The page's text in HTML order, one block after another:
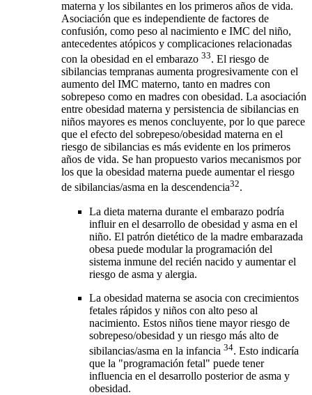
materna y los sibilantes en los primeros años de vida.
Asociación que es independiente de factores de
confusión, como peso al nacimiento e IMC del niño,
antecedentes atópicos y complicaciones relacionadas
con la obesidad en el embarazo 33. El riesgo de
sibilancias tempranas aumenta progresivamente con el
aumento del IMC materno, tanto en madres con
sobrepeso como en madres con obesidad. La asociación
entre obesidad materna y persistencia de sibilancias en
niños mayores es menos concluyente, por lo que parece
que el efecto del sobrepeso/obesidad materna en el
riesgo de sibilancias es más evidente en los primeros
años de vida. Se han propuesto varios mecanismos por
los que la obesidad materna puede aumentar el riesgo
de sibilancias/asma en la descendencia32.
La dieta materna durante el embarazo podría
influir en el desarrollo de obesidad y asma en el
niño. El patrón dietético de la madre embarazada
obesa puede modular la programación del
sistema inmune del recién nacido y aumentar el
riesgo de asma y alergia.
La obesidad materna se asocia con crecimientos
fetales rápidos y niños con alto peso al
nacimiento. Estos niños tiene mayor riesgo de
sobrepeso/obesidad y un riesgo más alto de
sibilancias/asma en la infancia 34. Esto indicaría
que la "programación fetal" puede tener
influencia en el desarrollo posterior de asma y
obesidad.